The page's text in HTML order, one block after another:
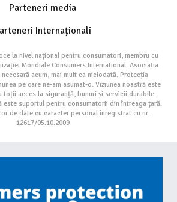
Parteneri media
Internaționali
la nivel național pentru consumatori, membru cu
Mondiale Consumers International. Asociația
acum, mai mult ca niciodată. Protecția
pe care ne-am asumat-o. Viziunea noastră este
toții acces la siguranță, bunuri și servicii durabile.
este suportul pentru consumatorii din întreaga țară.
de date cu caracter personal înregistrat cu nr.
12617/05.10.2009